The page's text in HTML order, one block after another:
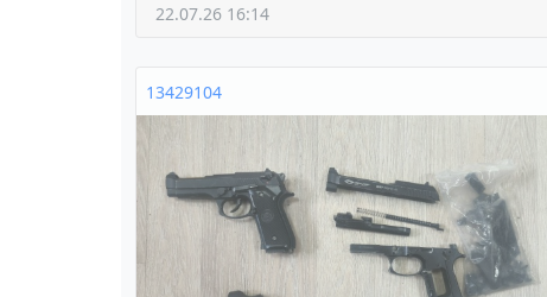
22.07.26 16:14
13429104